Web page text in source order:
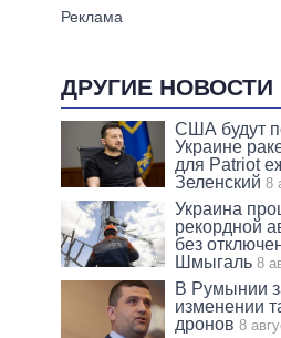
ДРУГИЕ НОВОСТИ
США будут
Украине
для Patriot
Зеленский 8
Украина
рекордной
без
Шмыгаль 8
В Румынии
изменении
дронов 8